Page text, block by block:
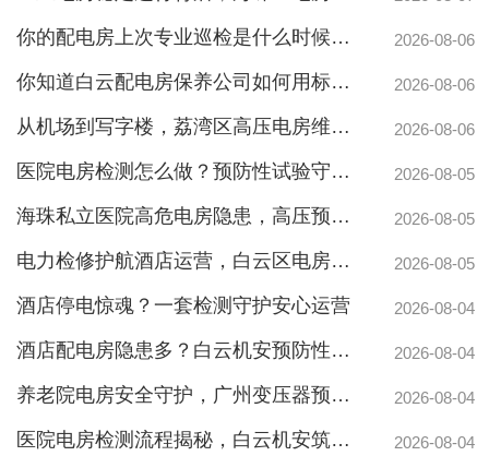
你的配电房上次专业巡检是什么时候？白云配电房巡检公司告诉你定期检测有多重要 2026-08-06
你知道白云配电房保养公司如何用标准化流程守护企业电力安全吗？ 2026-08-06
从机场到写字楼，荔湾区高压电房维保公司如何守护电力生命线 2026-08-06
医院电房检测怎么做？预防性试验守护生命线不停摆 2026-08-05
海珠私立医院高危电房隐患，高压预防性试验守护生命线 2026-08-05
电力检修护航酒店运营，白云区电房托管公司实力护航地标建筑 2026-08-05
酒店停电惊魂？一套检测守护安心运营 2026-08-04
酒店配电房隐患多？白云机安预防性检测全解析 2026-08-04
养老院电房安全守护，广州变压器预防性测验护航疏散通道 2026-08-04
医院电房检测流程揭秘，白云机安筑牢生命防线 2026-08-04
广州配电房维保案例|防备重伤事故